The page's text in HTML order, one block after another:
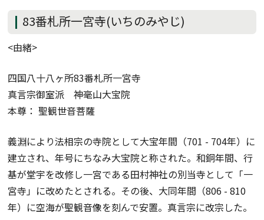
83番札所一宮寺(いちのみやじ)
<由緒>
四国八十八ヶ所83番札所一宮寺
真言宗御室派 神毫山大宝院
本尊： 聖観世音菩薩
義淵により法相宗の寺院として大宝年間（701 - 704年）に
建立され、年号にちなみ大宝院と称された。和銅年間、行
基が堂宇を改修し一宮である田村神社の別当寺として「一
宮寺」に改めたとされる。その後、大同年間（806 - 810
年）に空海が聖観音像を刻んで安置。真言宗に改宗した。